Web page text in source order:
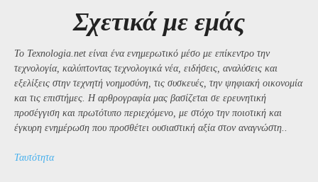
Σχετικά με εμάς
Το Texnologia.net είναι ένα ενημερωτικό μέσο με επίκεντρο την
τεχνολογία, καλύπτοντας τεχνολογικά νέα, ειδήσεις, αναλύσεις και
εξελίξεις στην τεχνητή νοημοσύνη, τις συσκευές, την ψηφιακή οικονομία
και τις επιστήμες. Η αρθρογραφία μας βασίζεται σε ερευνητική
προσέγγιση και πρωτότυπο περιεχόμενο, με στόχο την ποιοτική και
έγκυρη ενημέρωση που προσθέτει ουσιαστική αξία στον αναγνώστη..
Ταυτότητα